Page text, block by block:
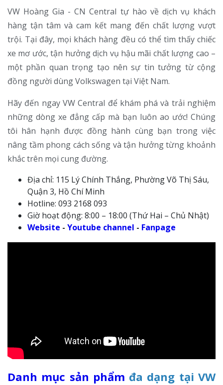
VW Hoàng Gia - CN Central tự hào về dịch vụ khách
hàng tận tâm và cam kết mang đến chất lượng vượt
trội. Tại đây, mọi khách hàng đều có thể tìm thấy chiếc
xe mơ ước, tận hưởng dịch vụ hậu mãi chất lượng cao –
một phần quan trọng tạo nên sự tin tưởng từ cộng
đồng người dùng Volkswagen tại Việt Nam.
Hãy đến ngay VW Central để khám phá và trải nghiệm
những dòng xe đẳng cấp mà bạn luôn ao ước! Chúng
tôi hân hạnh được đồng hành cùng bạn trong việc
nâng tầm phong cách sống và tận hưởng từng khoảnh
khắc trên mọi cung đường.
Địa chỉ: 115 Lý Chính Thắng, Phường Võ Thị Sáu,
Quận 3, Hồ Chí Minh
Hotline: 093 2168 093
Giờ hoạt động: 8:00 – 18:00 (Thứ Hai – Chủ Nhật)
Website - Youtube channel - Fanpage
Danh mục sản phẩm đa dạng tại VW